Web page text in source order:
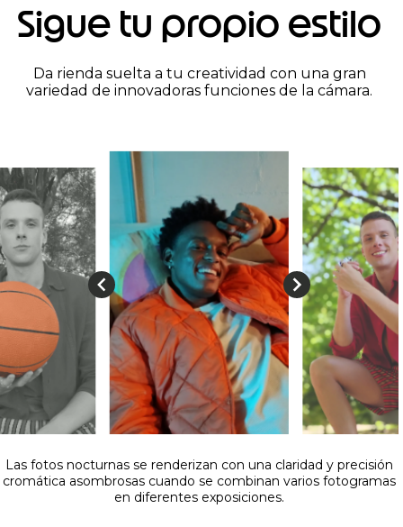
Sigue tu propio estilo
Da rienda suelta a tu creatividad con una gran
variedad de innovadoras funciones de la cámara.
Las fotos nocturnas se renderizan con una claridad y precisión
cromática asombrosas cuando se combinan varios fotogramas
en diferentes exposiciones.